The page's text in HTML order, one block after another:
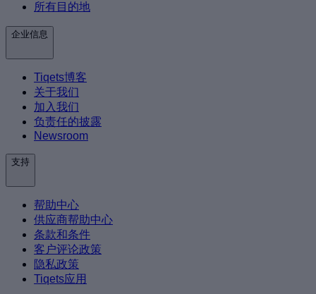
所有目的地
企业信息
Tiqets博客
关于我们
加入我们
负责任的披露
Newsroom
支持
帮助中心
供应商帮助中心
条款和条件
客户评论政策
隐私政策
Tiqets应用